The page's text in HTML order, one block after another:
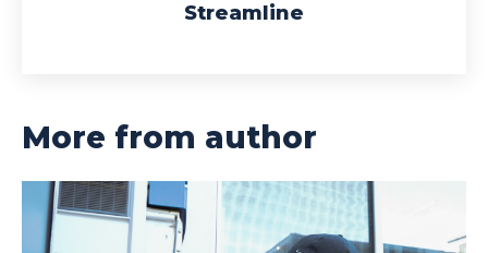
Streamline
More from author